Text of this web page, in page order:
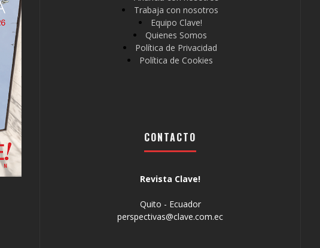
Trabaja con nosotros
Equipo Clave!
Quienes Somos
Política de Privacidad
Política de Cookies
CONTACTO
Revista Clave!
Quito - Ecuador
perspectivas@clave.com.ec